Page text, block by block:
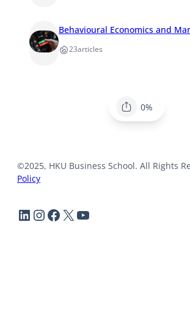
Behavioural Economics and
23articles
0%
©2025, HKU Business School. All Rights
Policy
LinkedIn
Instagram
Facebook
X YouTube